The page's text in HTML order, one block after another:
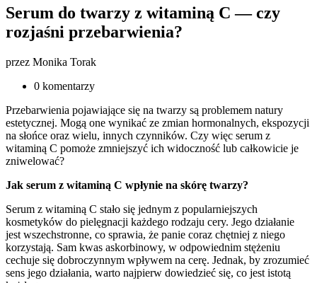
Serum do twarzy z witaminą C — czy
rozjaśni przebarwienia?
przez Monika Torak
0 komentarzy
Przebarwienia pojawiające się na twarzy są problemem natury
estetycznej. Mogą one wynikać ze zmian hormonalnych, ekspozycji
na słońce oraz wielu, innych czynników. Czy więc serum z
witaminą C pomoże zmniejszyć ich widoczność lub całkowicie je
zniwelować?
Jak serum z witaminą C wpłynie na skórę twarzy?
Serum z witaminą C stało się jednym z popularniejszych
kosmetyków do pielęgnacji każdego rodzaju cery. Jego działanie
jest wszechstronne, co sprawia, że panie coraz chętniej z niego
korzystają. Sam kwas askorbinowy, w odpowiednim stężeniu
cechuje się dobroczynnym wpływem na cerę. Jednak, by zrozumieć
sens jego działania, warto najpierw dowiedzieć się, co jest istotą